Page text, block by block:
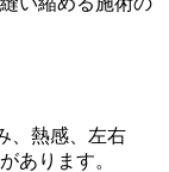
、熱感、左右
あります。